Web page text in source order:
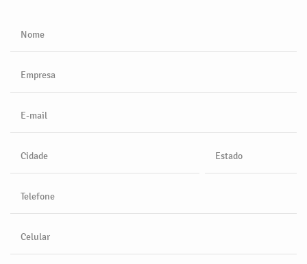
Nome
Empresa
E-mail
Cidade Estado
Telefone
Celular